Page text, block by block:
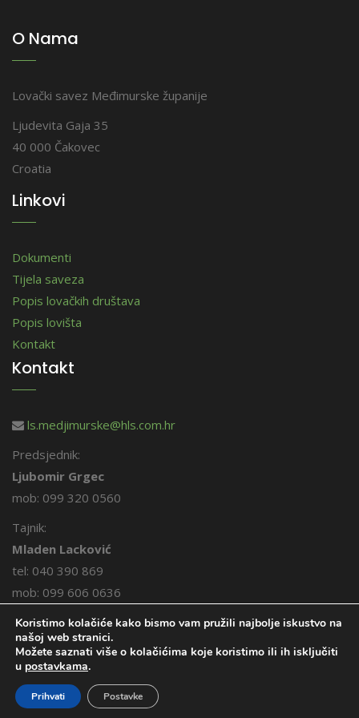
O Nama
Lovački savez Međimurske županije
Ljudevita Gaja 35
40 000 Čakovec
Croatia
Linkovi
Dokumenti
Tijela saveza
Popis lovačkih društava
Popis lovišta
Kontakt
Kontakt
ls.medjimurske@hls.com.hr
Predsjednik:
Ljubomir Grgec
mob: 099 320 0560
Tajnik:
Mladen Lacković
tel: 040 390 869
mob: 099 606 0636
© 2026. Međimurski lovci. Sva prava pridržana.
Koristimo kolačiće kako bismo vam pružili najbolje iskustvo na
našoj web stranici.
Možete saznati više o kolačićima koje koristimo ili ih isključiti
u postavkama.
Prihvati Postavke